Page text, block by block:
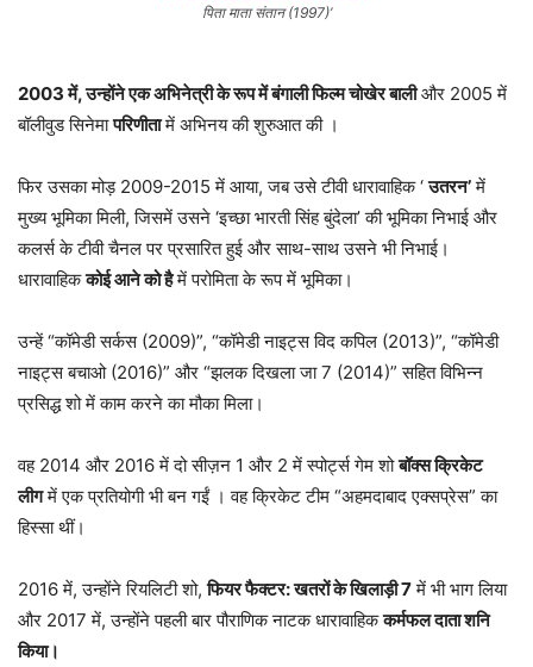
पिता माता संतान (1997)’
2003 में, उन्होंने एक अभिनेत्री के रूप में बंगाली फिल्म चोखेर बालीऔर 2005 में
बॉलीवुड सिनेमापरिणीतामें अभिनय की शुरुआत की ।
फिर उसका मोड़ 2009-2015 में आया, जब उसे टीवी धारावाहिक ‘उतरन’में
मुख्य भूमिका मिली, जिसमें उसने ‘इच्छा भारती सिंह बुंदेला’ की भूमिका निभाई और
कलर्स के टीवी चैनल पर प्रसारित हुई और साथ-साथ उसने भी निभाई।
धारावाहिककोई आने को हैमें परोमिता के रूप में भूमिका।
उन्हें “कॉमेडी सर्कस (2009)”, “कॉमेडी नाइट्स विद कपिल (2013)”, “कॉमेडी
नाइट्स बचाओ (2016)” और “झलक दिखला जा 7 (2014)” सहित विभिन्न
प्रसिद्ध शो में काम करने का मौका मिला।
वह 2014 और 2016 में दो सीज़न 1 और 2 में स्पोर्ट्स गेम शोबॉक्स क्रिकेट
लीगमें एक प्रतियोगी भी बन गईं । वह क्रिकेट टीम “अहमदाबाद एक्सप्रेस” का
हिस्सा थीं।
2016 में, उन्होंने रियलिटी शो,फियर फैक्टर: खतरों के खिलाड़ी 7में भी भाग लिया
और 2017 में, उन्होंने पहली बार पौराणिक नाटक धारावाहिककर्मफल दाता शनि
किया।